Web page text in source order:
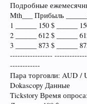
Подробные
Mth___ Прибыль
1 ______ 150 $ ______
2 ______ 612 $ ______
3 ______ 873 $ ______
-----------------
------------
Пара торговли: AUD /
Dokascopy Данные
Tickstory Время